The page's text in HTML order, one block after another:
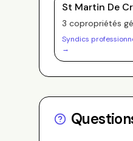
St Martin De
3 copropriétés
Syndics
→